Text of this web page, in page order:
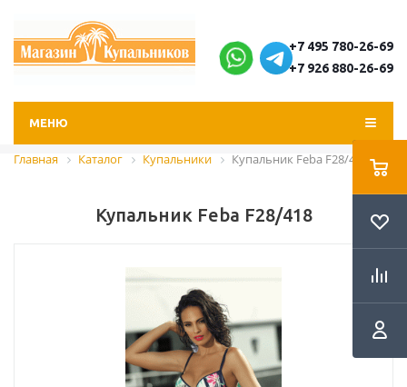
+7 495 780-26-69
+7 926 880-26-69
МЕНЮ
Главная Каталог Купальники Купальник Feba F28/418
Купальник Feba F28/418